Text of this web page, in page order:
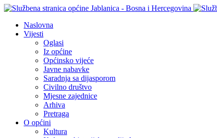
Naslovna
Vijesti
Oglasi
Iz općine
Općinsko vijeće
Javne nabavke
Saradnja sa dijasporom
Civilno društvo
Mjesne zajednice
Arhiva
Pretraga
O općini
Kultura